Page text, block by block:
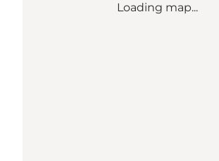
Loading map...